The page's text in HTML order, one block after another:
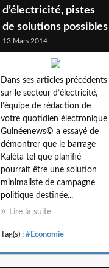
d’électricité, pistes
de solutions possibles
13 Mars 2014
Dans ses articles précédents
sur le secteur d’électricité,
l’équipe de rédaction de
votre quotidien électronique
Guinéenews© a essayé de
démontrer que le barrage
Kaléta tel que planifié
pourrait être une solution
minimaliste de campagne
politique destinée...
Lire la suite
Tag(s) : #Economie